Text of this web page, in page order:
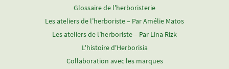
Glossaire de l'herboristerie
Les ateliers de l’herboriste – Par Amélie Matos
Les ateliers de l’herboriste – Par Lina Rizk
L'histoire d'Herborisia
Collaboration avec les marques